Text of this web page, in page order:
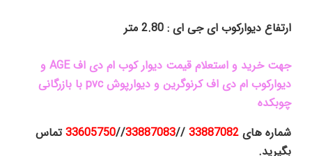
ارتفاع دیوارکوب ای جی ای : 2.80 متر
جهت خرید و استعلام قیمت دیوار کوب ام دی اف AGE و
دیوارکوب ام دی اف کرنوگرین و دیوارپوش pvc با بازرگانی
چوبکده
شماره های 33887082
//
33887083
//
33605750تماس
بگیرید.